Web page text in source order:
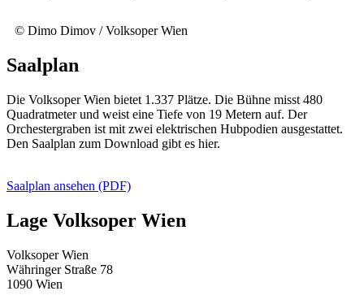
© Dimo Dimov / Volksoper Wien
Saalplan
Die Volksoper Wien bietet 1.337 Plätze. Die Bühne misst 480
Quadratmeter und weist eine Tiefe von 19 Metern auf. Der
Orchestergraben ist mit zwei elektrischen Hubpodien ausgestattet.
Den Saalplan zum Download gibt es hier.
Saalplan ansehen (PDF)
Lage Volksoper Wien
Volksoper Wien
Währinger Straße 78
1090 Wien